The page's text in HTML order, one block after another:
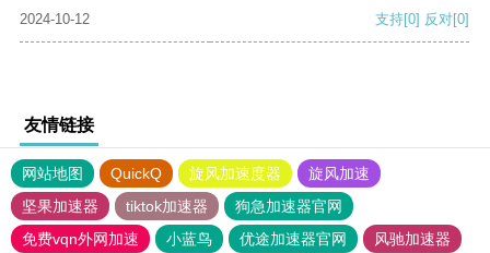
2024-10-12
支持[0] 反对[0]
友情链接
网站地图 QuickQ 旋风加速度器
旋风加速
坚果加速器
tiktok加速器
狗急加速器官网
免费vqn外网加速
小蓝鸟 优途加速器官网
风驰加速器